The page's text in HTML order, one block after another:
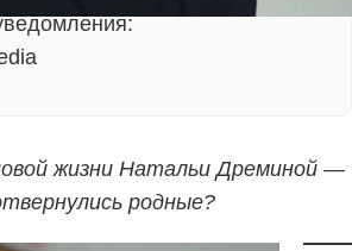
жизни Натальи Дреминой —
родные?